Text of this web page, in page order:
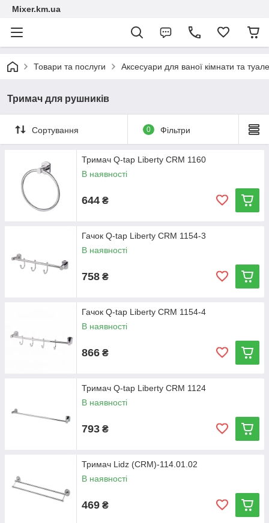
Mixer.km.ua
Товари та послуги Аксесуари для ваної кімнати та
Тримач для рушників
Сортування 0 Фільтри
Тримач Q-tap Liberty CRM 1160
В наявності
644 ₴
Гачок Q-tap Liberty CRM 1154-3
В наявності
758 ₴
Гачок Q-tap Liberty CRM 1154-4
В наявності
866 ₴
Тримач Q-tap Liberty CRM 1124
В наявності
793 ₴
Тримач Lidz (CRM)-114.01.02
В наявності
469 ₴